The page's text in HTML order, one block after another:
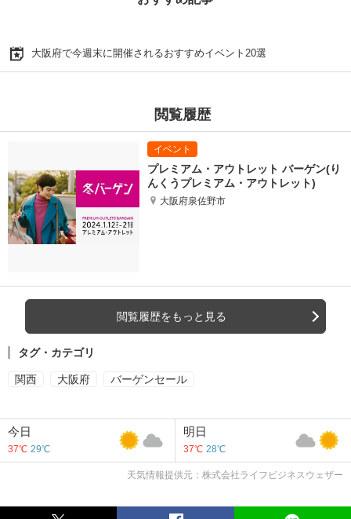
大阪府で今週末に開催されるおすすめイベント20選
閲覧履歴
プレミアム・アウトレット バーゲン(り
んくうプレミアム・アウトレット)
大阪府泉佐野市
閲覧履歴をもっと見る
タグ・カテゴリ
関西 大阪府 バーゲンセール
今日
37℃ 29℃
明日
37℃ 28℃
天気情報提供元：株式会社ライフビジネスウェザー